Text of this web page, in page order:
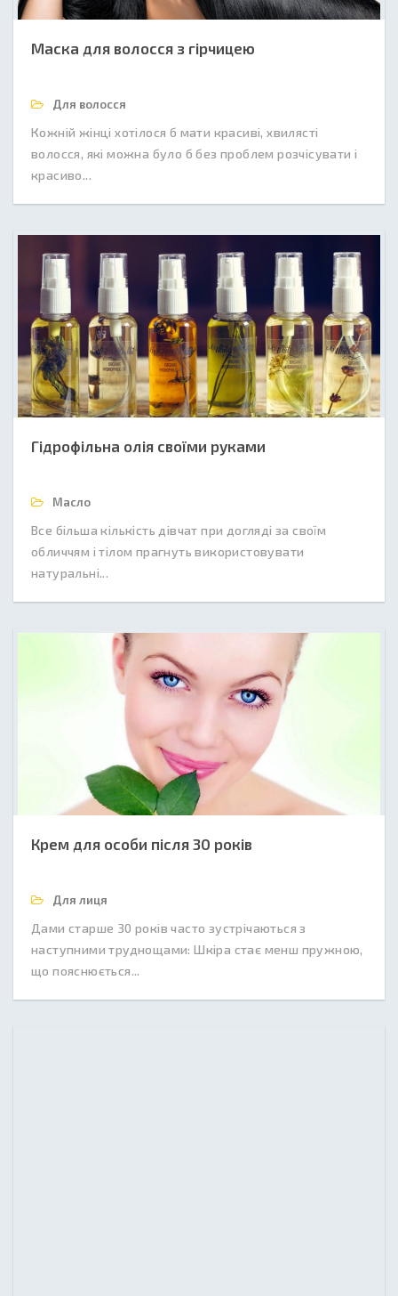
Маска для волосся з гірчицею
Для волосся
Кожній жінці хотілося б мати красиві, хвилясті
волосся, які можна було б без проблем розчісувати і
красиво...
Гідрофільна олія своїми руками
Масло
Все більша кількість дівчат при догляді за своїм
обличчям і тілом прагнуть використовувати
натуральні...
Крем для особи після 30 років
Для лиця
Дами старше 30 років часто зустрічаються з
наступними труднощами: Шкіра стає менш пружною,
що пояснюється...